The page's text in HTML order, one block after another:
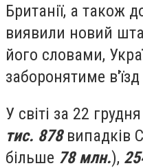
Британії, а також
виявили новий
його словами,
заборонятиме в'їзд
У світі за 22
тис. 878випадків
більше 78 млн.),